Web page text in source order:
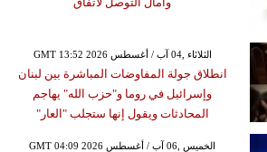
GMT 13:52 2026 الثلاثاء ,04 آب / أغسطس
انطلاق جولة المفاوضات المباشرة بين لبنان
وإسرائيل في روما و"حزب الله" يهاجم
المحادثات ويقول إنها ستجلب "العار"
GMT 04:09 2026 الخميس ,06 آب / أغسطس